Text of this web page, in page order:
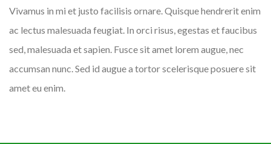
Vivamus in mi et justo facilisis ornare. Quisque hendrerit enim
ac lectus malesuada feugiat. In orci risus, egestas et faucibus
sed, malesuada et sapien. Fusce sit amet lorem augue, nec
accumsan nunc. Sed id augue a tortor scelerisque posuere sit
amet eu enim.